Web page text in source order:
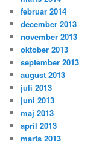
februar 2014
december 2013
november 2013
oktober 2013
september 2013
august 2013
juli 2013
juni 2013
maj 2013
april 2013
marts 2013